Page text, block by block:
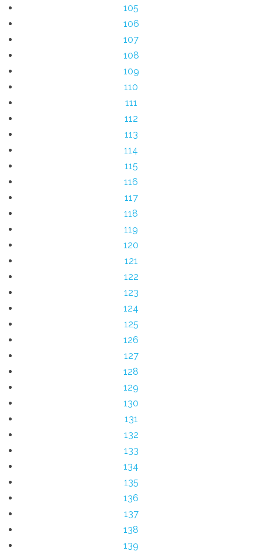
105
106
107
108
109
110
111
112
113
114
115
116
117
118
119
120
121
122
123
124
125
126
127
128
129
130
131
132
133
134
135
136
137
138
139